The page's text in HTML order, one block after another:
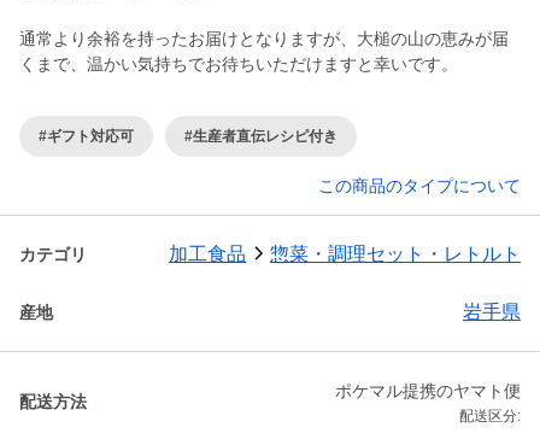
通常より余裕を持ったお届けとなりますが、大槌の山の恵みが届
くまで、温かい気持ちでお待ちいただけますと幸いです。
#ギフト対応可 #生産者直伝レシピ付き
この商品のタイプについて
カテゴリ 加工食品 惣菜・調理セット・レトルト
産地 岩手県
配送方法
ポケマル提携のヤマト便
配送区分: